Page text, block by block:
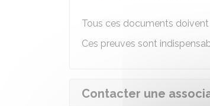
Tous ces documents
Ces preuves sont
Contacter une